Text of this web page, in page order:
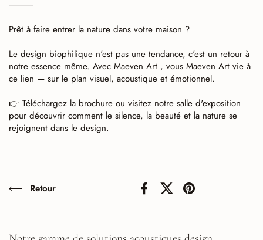
⸻
Prêt à faire entrer la nature dans votre maison ?
Le design biophilique n'est pas une tendance, c'est un retour à
notre essence même. Avec Maeven Art , vous Maeven Art vie à
ce lien — sur le plan visuel, acoustique et émotionnel.
👉 Téléchargez la brochure ou visitez notre salle d'exposition
pour découvrir comment le silence, la beauté et la nature se
rejoignent dans le design.
Retour FacebookX (Twitter)Pinterest